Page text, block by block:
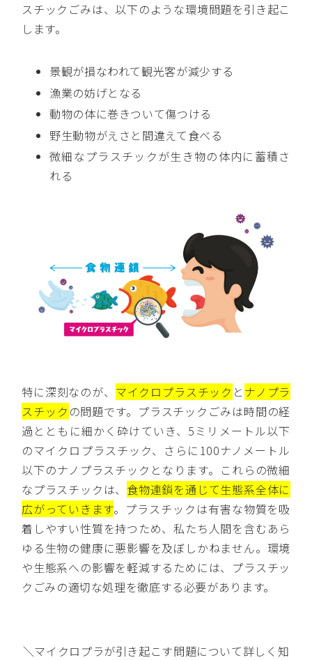
スチックごみは、以下のような環境問題を引き起こ
します。
景観が損なわれて観光客が減少する
漁業の妨げとなる
動物の体に巻きついて傷つける
野生動物がえさと間違えて食べる
微細なプラスチックが生き物の体内に蓄積さ
れる
特に深刻なのが、 マイクロプラスチック と ナノプラ
スチック の問題です。プラスチックごみは時間の経
過とともに細かく砕けていき、5ミリメートル以下
のマイクロプラスチック、さらに100ナノメートル
以下のナノプラスチックとなります。これらの微細
なプラスチックは、 食物連鎖を通じて生態系全体に
広がっていきます。プラスチックは有害な物質を吸
着しやすい性質を持つため、私たち人間を含むあら
ゆる生物の健康に悪影響を及ぼしかねません。環境
や生態系への影響を軽減するためには、プラスチッ
クごみの適切な処理を徹底する必要があります。
＼マイクロプラが引き起こす問題について詳しく知